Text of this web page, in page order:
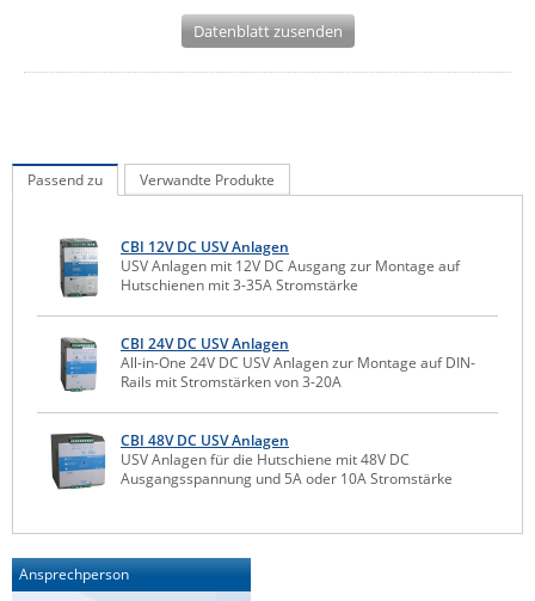
IEC Lock
Kramer Electronics
KVM TEC
Legrand
LigoWave
Milesight
Moxa
Panorama Antennas
Power Kingdom
Poynting
Datenblatt zusenden
Passend zu Verwandte Produkte
CBI 12V DC USV Anlagen
USV Anlagen mit 12V DC Ausgang zur Montage auf
Hutschienen mit 3-35A Stromstärke
CBI 24V DC USV Anlagen
All-in-One 24V DC USV Anlagen zur Montage auf DIN-
Rails mit Stromstärken von 3-20A
CBI 48V DC USV Anlagen
USV Anlagen für die Hutschiene mit 48V DC
Ausgangsspannung und 5A oder 10A Stromstärke
Ansprechperson